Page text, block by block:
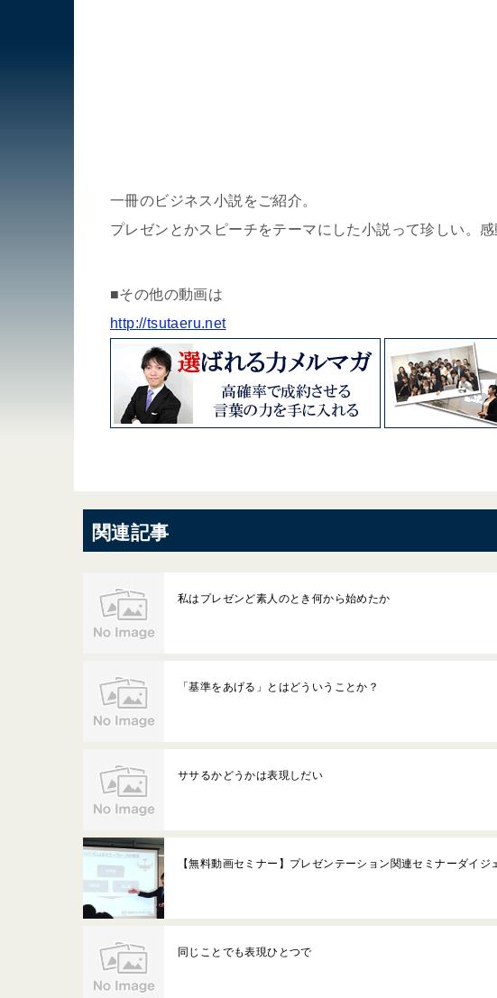
一冊のビジネス小説をご紹介。
プレゼンとかスピーチをテーマにした小説って珍しい。感
■その他の動画は
http://tsutaeru.net
関連記事
私はプレゼンど素人のとき何から始めたか
「基準をあげる」とはどういうことか？
ササるかどうかは表現しだい
【無料動画セミナー】プレゼンテーション関連セミナーダイジ
同じことでも表現ひとつで